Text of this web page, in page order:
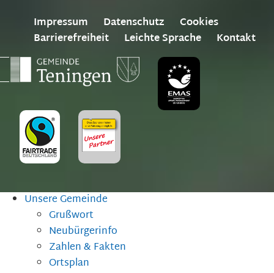
Impressum Datenschutz
Cookies
Barrierefreiheit
Leichte Sprache Kontakt
Unsere Gemeinde
Grußwort
Neubürgerinfo
Zahlen & Fakten
Ortsplan